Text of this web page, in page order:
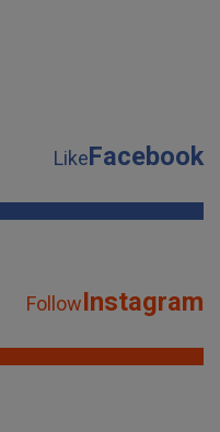
LikeFacebook
FollowInstagram